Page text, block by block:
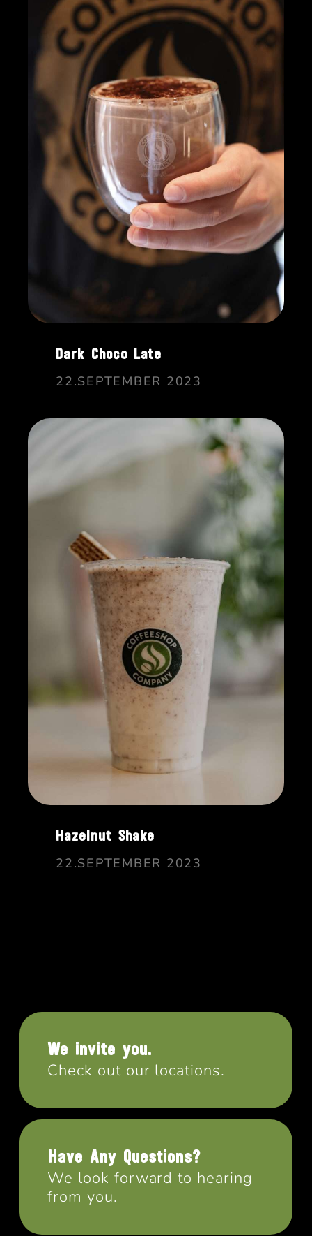
Dark Choco Late
22.SEPTEMBER 2023
Hazelnut Shake
22.SEPTEMBER 2023
We invite you.
Check out our locations.
Have Any Questions?
We look forward to hearing
from you.